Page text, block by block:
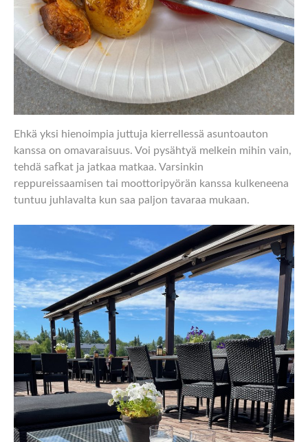
Ehkä yksi hienoimpia juttuja kierrellessä asuntoauton
kanssa on omavaraisuus. Voi pysähtyä melkein mihin vain,
tehdä safkat ja jatkaa matkaa. Varsinkin
reppureissaamisen tai moottoripyörän kanssa kulkeneena
tuntuu juhlavalta kun saa paljon tavaraa mukaan.